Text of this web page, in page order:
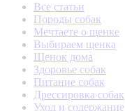
Все статьи
Породы собак
Мечтаете о щенке
Выбираем щенка
Щенок дома
Здоровье собак
Питание собак
Дрессировка собак
Уход и содержание